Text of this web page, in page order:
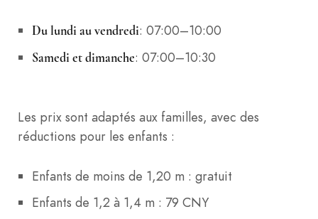
Du lundi au vendredi: 07:00–10:00
Samedi et dimanche: 07:00–10:30
Les prix sont adaptés aux familles, avec des
réductions pour les enfants :
Enfants de moins de 1,20 m : gratuit
Enfants de 1,2 à 1,4 m : 79 CNY